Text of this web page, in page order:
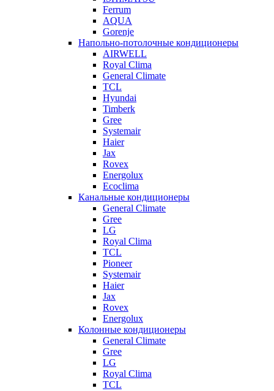
Ferrum
AQUA
Gorenje
Напольно-потолочные кондиционеры
AIRWELL
Royal Clima
General Climate
TCL
Hyundai
Timberk
Gree
Systemair
Haier
Jax
Rovex
Energolux
Ecoclima
Канальные кондиционеры
General Climate
Gree
LG
Royal Clima
TCL
Pioneer
Systemair
Haier
Jax
Rovex
Energolux
Колонные кондиционеры
General Climate
Gree
LG
Royal Clima
TCL